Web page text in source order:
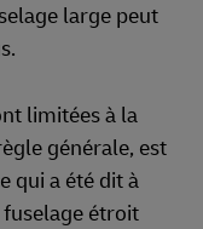
large peut
limitées à la
générale, est
qui a été dit à
fuselage étroit